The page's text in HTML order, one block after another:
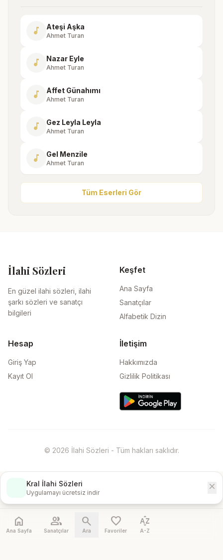
music_note Ateşi Aşka
Ahmet Turan
music_note Nazar Eyle
Ahmet Turan
music_note Affet Günahımı
Ahmet Turan
music_note Gez Leyla Leyla
Ahmet Turan
music_note Gel Menzile
Ahmet Turan
Tüm Eserleri Gör
İlahi Sözleri
En güzel ilahi sözleri, ilahi
şarkı sözleri ve sanatçı
bilgileri
Keşfet
Ana Sayfa
Sanatçılar
Alfabetik Dizin
Hesap
Giriş Yap
Kayıt Ol
İletişim
Hakkımızda
Gizlilik Politikası
© 2026 İlahi Sözleri - Tüm hakları saklıdır.
Kral İlahi Sözleri
Uygulamayı ücretsiz indir
close
home
Ana Sayfa
people
Sanatçılar
search
Ara
favorite
Favoriler
sort_by_alpha
A-Z